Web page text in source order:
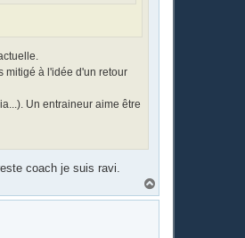
mitigé à l'idée d'un retour
Un entraineur aime être
coach je suis ravi.
a